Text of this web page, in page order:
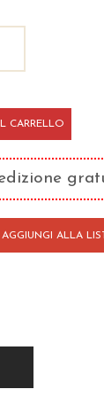
CARRELLO
AGGIUNGI ALLA